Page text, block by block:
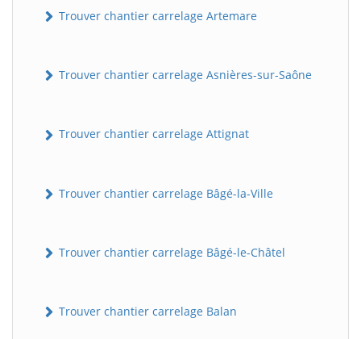
Trouver chantier carrelage Artemare
Trouver chantier carrelage Asnières-sur-Saône
Trouver chantier carrelage Attignat
Trouver chantier carrelage Bâgé-la-Ville
Trouver chantier carrelage Bâgé-le-Châtel
Trouver chantier carrelage Balan